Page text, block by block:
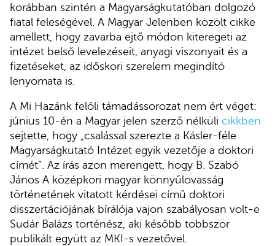
korábban szintén a Magyarságkutatóban dolgozó
fiatal feleségével. A Magyar Jelenben közölt cikke
amellett, hogy zavarba ejtő módon kiteregeti az
intézet belső levelezéseit, anyagi viszonyait és a
fizetéseket, az időskori szerelem megindító
lenyomata is.
A Mi Hazánk felőli támadássorozat nem ért véget:
június 10-én a Magyar jelen szerző nélküli cikkben
sejtette, hogy „csalással szerezte a Kásler-féle
Magyarságkutató Intézet egyik vezetője a doktori
címét”. Az írás azon merengett, hogy B. Szabó
János A középkori magyar könnyűlovasság
történetének vitatott kérdései című doktori
disszertációjának bírálója vajon szabályosan volt-e
Sudár Balázs történész, aki később többször
publikált együtt az MKI-s vezetővel.